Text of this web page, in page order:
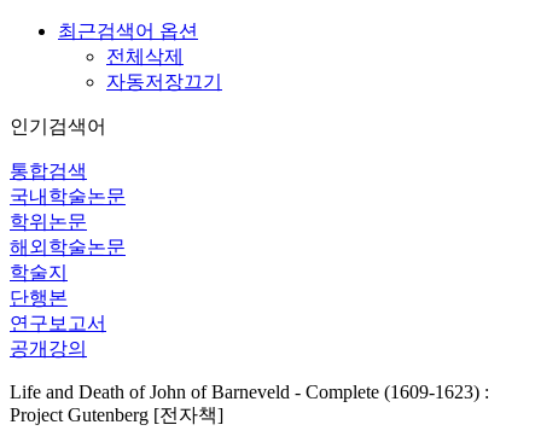
최근검색어 옵션
전체삭제
자동저장끄기
인기검색어
통합검색
국내학술논문
학위논문
해외학술논문
학술지
단행본
연구보고서
공개강의
Life and Death of John of Barneveld - Complete (1609-1623) :
Project Gutenberg [전자책]